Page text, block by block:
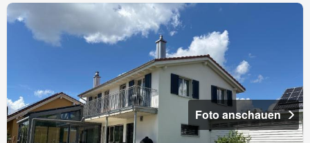
Foto anschauen